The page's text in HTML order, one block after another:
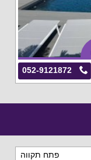
052-9121872
פתח תקווה